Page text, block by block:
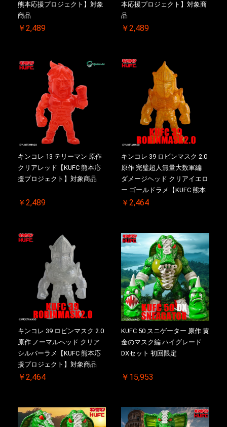
熊本応援プロジェクト】対象
商品
￥2,489
本応援プロジェクト】対象商
品
￥2,489
キンコレ 13 テリーマン 原作
クリアレッド【KUFC 熊本応
援プロジェクト】対象商品
￥2,489
キンコレ 39 ロビンマスク 2.0
原作 完璧超人無量大数軍編
ダメージヘッド クリアイエロ
ー ゴールドラメ【KUFC 熊本
応援プロジェクト】対象商品
￥2,464
キンコレ 39 ロビンマスク 2.0
原作 ノーマルヘッド クリア
シルバーラメ【KUFC 熊本応
援プロジェクト】対象商品
￥2,464
KUFC 50 スニゲーター 原作 黄
金のマスク編 ハイグレード
DXセット 初回限定
￥15,953